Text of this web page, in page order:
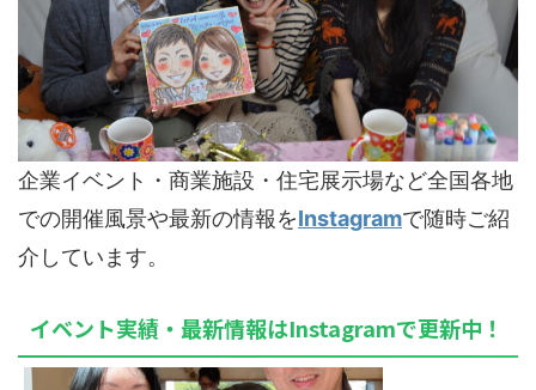
企業イベント・商業施設・住宅展示場など全国各地
での開催風景や最新の情報をInstagramで随時ご紹
介しています。
イベント実績・最新情報はInstagramで更新中！